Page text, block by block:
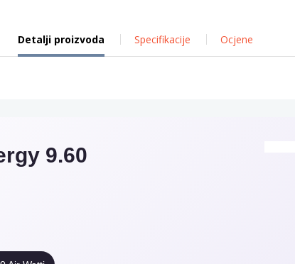
Detalji proizvoda Specifikacije Ocjene
9.60